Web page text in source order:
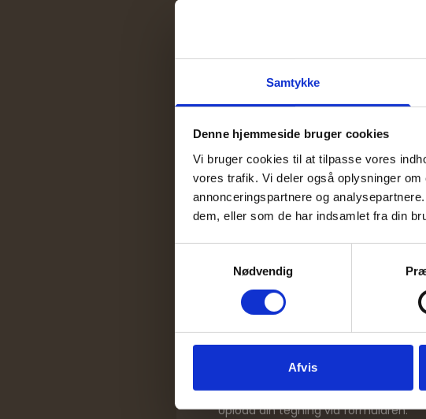
Samtykke
Denne hjemmeside bruger cookies
Vi bruger cookies til at tilpasse vores
vores trafik. Vi deler også oplysninger
annonceringspartnere og
dem, eller som de har indsamlet fra din
Nødvendig
Afvis
Fra
1
Upload din tegning via formularen.